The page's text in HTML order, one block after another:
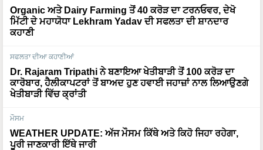
Organic ਅਤੇ Dairy Farming ਤੋਂ 40 ਕਰੋੜ ਦਾ ਟਰਨਓਵਰ, ਦੇਖੋ
ਮਿੱਟੀ ਦੇ ਮਹਾਯੋਧਾ Lekhram Yadav ਦੀ ਸਫਲਤਾ ਦੀ ਸ਼ਾਨਦਾਰ
ਕਹਾਣੀ
ਸਫਲਤਾ ਦੀਆ ਕਹਾਣੀਆਂ
Dr. Rajaram Tripathi ਨੇ ਬਣਾਇਆ ਖੇਤੀਬਾੜੀ ਤੋਂ 100 ਕਰੋੜ ਦਾ
ਕਾਰੋਬਾਰ, ਹੈਲੀਕਾਪਟਰਾਂ ਤੋਂ ਬਾਅਦ ਹੁਣ ਹਵਾਈ ਜਹਾਜ਼ਾਂ ਨਾਲ ਲਿਆਉਣਗੇ
ਖੇਤੀਬਾੜੀ ਵਿੱਚ ਕ੍ਰਾਂਤੀ
ਮੌਸਮ
WEATHER UPDATE: ਅੱਜ ਮੌਸਮ ਕਿੱਥੇ ਅਤੇ ਕਿਹੋ ਜਿਹਾ ਰਹੇਗਾ,
ਪੂਰੀ ਜਾਣਕਾਰੀ ਇੱਥੇ ਜਾਰੀ